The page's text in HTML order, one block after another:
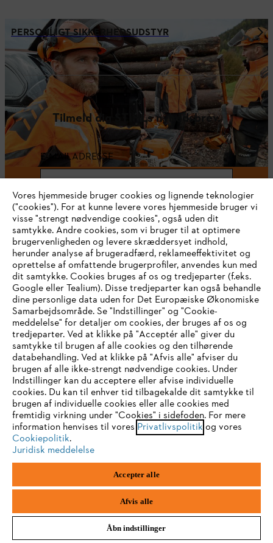
PERSONLIGT SIKKERHEDSUDSTYR
Tilmeld dig STIHLs nyhedsbrev.
E-MAILADRESSE
Sikre dig 10 % rabat nu
#STIHL
LEVERING TIL DIT HJEM
2 - 5 DAGES LEVERINGSTID
IHR BROWSER WIRD NICHT
UNTERSTÜTZT
Sie nutzen einen Browser, den wir noch nicht unterstützen. Für
eine optimale Nutzung unserer Seite empfehlen wir Ihnen, zu
einem der folgenden Browser zu wechseln:
Firefox Chrome
Vores hjemmeside bruger cookies og lignende teknologier
("cookies"). For at kunne levere vores hjemmeside bruger vi
visse "strengt nødvendige cookies", også uden dit
samtykke. Andre cookies, som vi bruger til at optimere
brugervenligheden og levere skræddersyet indhold,
herunder analyse af brugeradfærd, reklameeffektivitet og
oprettelse af omfattende brugerprofiler, anvendes kun med
dit samtykke. Cookies bruges af os og tredjeparter (f.eks.
Google eller Tealium). Disse tredjeparter kan også behandle
dine personlige data uden for Det Europæiske Økonomiske
Samarbejdsområde. Se "Indstillinger" og "Cookie-
meddelelse" for detaljer om cookies, der bruges af os og
tredjeparter. Ved at klikke på "Acceptér alle" giver du
samtykke til brugen af alle cookies og den tilhørende
databehandling. Ved at klikke på "Afvis alle" afviser du
brugen af alle ikke-strengt nødvendige cookies. Under
Indstillinger kan du acceptere eller afvise individuelle
cookies. Du kan til enhver tid tilbagekalde dit samtykke til
brugen af individuelle cookies eller alle cookies med
fremtidig virkning under "Cookies" i sidefoden. For mere
information henvises til vores Privatlivspolitik og vores
Cookiepolitik.
Juridisk meddelelse
Accepter alle
Afvis alle
Åbn indstillinger